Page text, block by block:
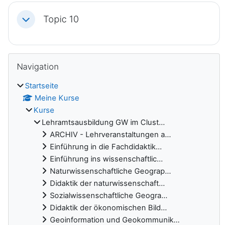
Einklappen
Topic 10
Blöcke
Navigation
Startseite
Meine Kurse
Kurse
Lehramtsausbildung GW im Clust...
ARCHIV - Lehrveranstaltungen a...
Einführung in die Fachdidaktik...
Einführung ins wissenschaftlic...
Naturwissenschaftliche Geograp...
Didaktik der naturwissenschaft...
Sozialwissenschaftliche Geogra...
Didaktik der ökonomischen Bild...
Geoinformation und Geokommunik...